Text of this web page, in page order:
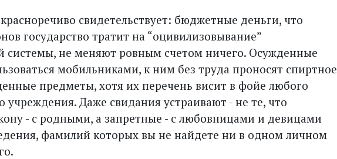
свидетельствует: бюджетные деньги, что
государство тратит на “оцивилизовывание”
системы, не меняют ровным счетом ничего. Осужденные
мобильниками, к ним без труда проносят спиртное
предметы, хотя их перечень висит в фойе любого
учреждения. Даже свидания устраивают - не те, что
- с родными, а запретные - с любовницами и девицами
фамилий которых вы не найдете ни в одном личном